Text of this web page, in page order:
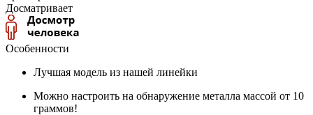
Досматривает
Особенности
Лучшая модель из нашей линейки
Можно настроить на обнаружение металла массой от 10
граммов!